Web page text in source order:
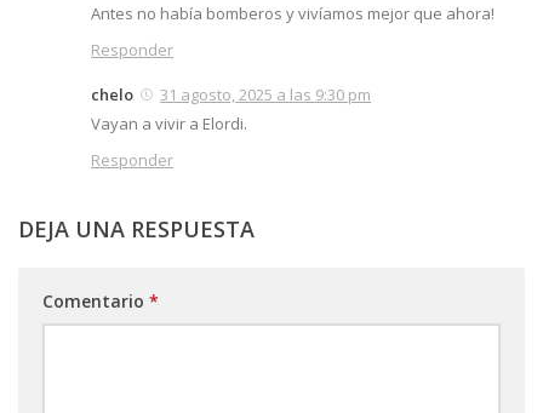
Antes no había bomberos y vivíamos mejor que ahora!
Responder
chelo
31 agosto, 2025 a las 9:30 pm
Vayan a vivir a Elordi.
Responder
DEJA UNA RESPUESTA
Comentario *